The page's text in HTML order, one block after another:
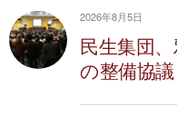
2026年8月5日
民生集団
の整備協議